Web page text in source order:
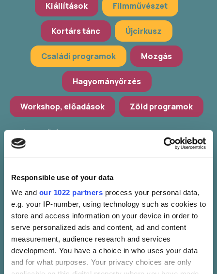
Responsible use of your data
We and our 1022 partners process your personal data,
e.g. your IP-number, using technology such as cookies to
store and access information on your device in order to
serve personalized ads and content, ad and content
measurement, audience research and services
development. You have a choice in who uses your data
and for what purposes. Your privacy choices are only
Kiállítások Filmművészet
Kortárs tánc Újcirkusz
Családi programok Mozgás
Hagyományőrzés
Workshop, előadások Zöld programok
További szűrés
POKET Zsebkönyvek Udvara
Válassz időpontot
Szűrők törlése